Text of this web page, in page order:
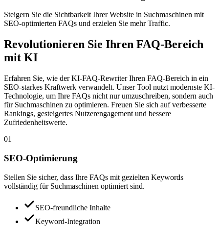
Steigern Sie die Sichtbarkeit Ihrer Website in Suchmaschinen mit
SEO-optimierten FAQs und erzielen Sie mehr Traffic.
Revolutionieren Sie Ihren FAQ-Bereich
mit KI
Erfahren Sie, wie der KI-FAQ-Rewriter Ihren FAQ-Bereich in ein
SEO-starkes Kraftwerk verwandelt. Unser Tool nutzt modernste KI-
Technologie, um Ihre FAQs nicht nur umzuschreiben, sondern auch
für Suchmaschinen zu optimieren. Freuen Sie sich auf verbesserte
Rankings, gesteigertes Nutzerengagement und bessere
Zufriedenheitswerte.
01
SEO-Optimierung
Stellen Sie sicher, dass Ihre FAQs mit gezielten Keywords
vollständig für Suchmaschinen optimiert sind.
SEO-freundliche Inhalte
Keyword-Integration